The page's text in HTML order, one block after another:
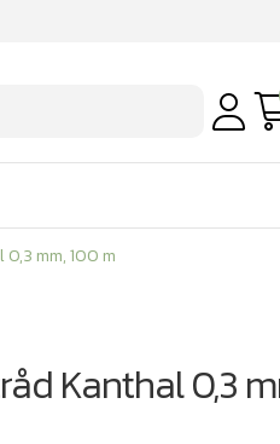
mm, 100 m
Kanthal 0,3